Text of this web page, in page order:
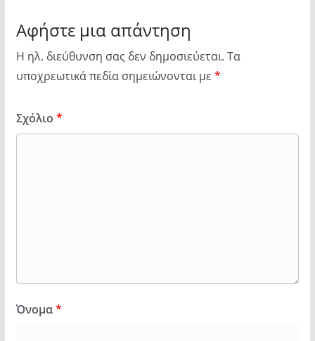
Αφήστε μια απάντηση
Η ηλ. διεύθυνση σας δεν δημοσιεύεται. Τα
υποχρεωτικά πεδία σημειώνονται με *
Σχόλιο *
Όνομα*